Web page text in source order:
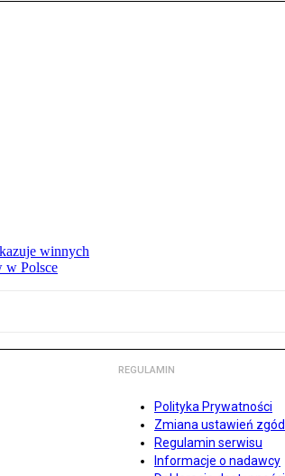
winnych
w Polsce
REGULAMIN
Polityka Prywatności
Zmiana ustawień zgód
Regulamin serwisu
Informacje o nadawcy